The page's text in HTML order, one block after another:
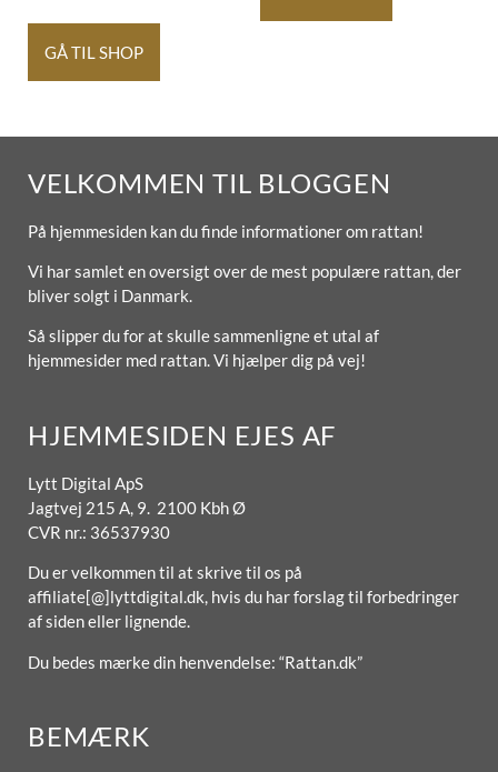
GÅ TIL SHOP
VELKOMMEN TIL BLOGGEN
På hjemmesiden kan du finde informationer om rattan!
Vi har samlet en oversigt over de mest populære rattan, der
bliver solgt i Danmark.
Så slipper du for at skulle sammenligne et utal af
hjemmesider med rattan. Vi hjælper dig på vej!
HJEMMESIDEN EJES AF
Lytt Digital ApS
Jagtvej 215 A, 9. 2100 Kbh Ø
CVR nr.: 36537930
Du er velkommen til at skrive til os på
affiliate[@]lyttdigital.dk, hvis du har forslag til forbedringer
af siden eller lignende.
Du bedes mærke din henvendelse: “Rattan.dk”
BEMÆRK